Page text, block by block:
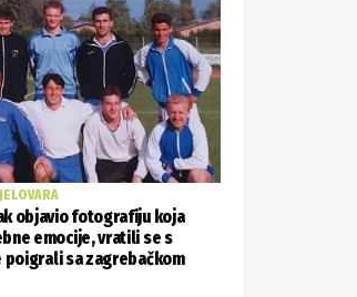
objavio fotografiju koja
emocije, vratili se s
poigrali sa zagrebačkom